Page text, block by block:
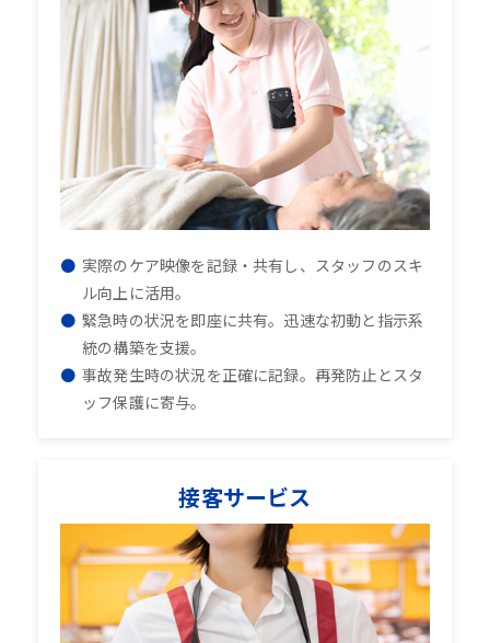
実際のケア映像を記録・共有し、スタッフのスキ
ル向上に活用。
緊急時の状況を即座に共有。迅速な初動と指示系
統の構築を支援。
事故発生時の状況を正確に記録。再発防止とスタ
ッフ保護に寄与。
接客サービス